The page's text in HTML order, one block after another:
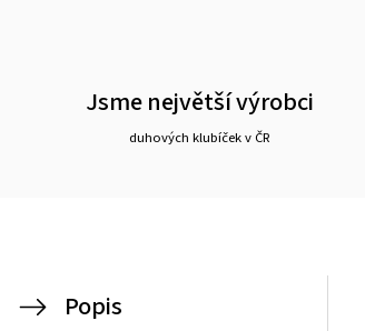
Jsme největší výrobci
duhových klubíček v ČR
Popis